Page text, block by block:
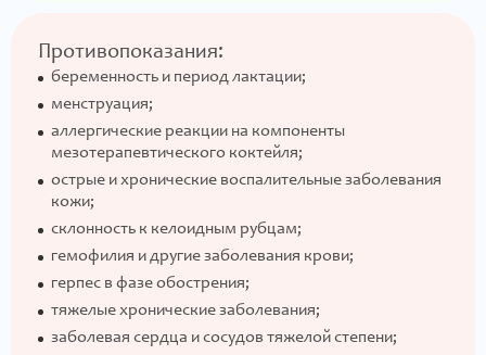
Противопоказания:
беременность и период лактации;
менструация;
аллергические реакции на компоненты
мезотерапевтического коктейля;
острые и хронические воспалительные заболевания
кожи;
склонность к келоидным рубцам;
гемофилия и другие заболевания крови;
герпес в фазе обострения;
тяжелые хронические заболевания;
заболевая сердца и сосудов тяжелой степени;